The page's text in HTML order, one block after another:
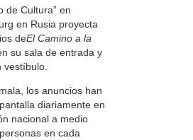
de Cultura” en
en Rusia proyecta
deEl Camino a la
su sala de entrada y
vestíbulo.
los anuncios han
diariamente en
nacional a medio
en cada